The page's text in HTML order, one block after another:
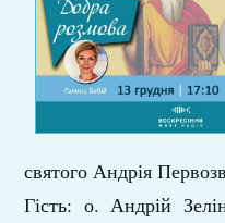
святого Андрія
Гість: о. Андрій